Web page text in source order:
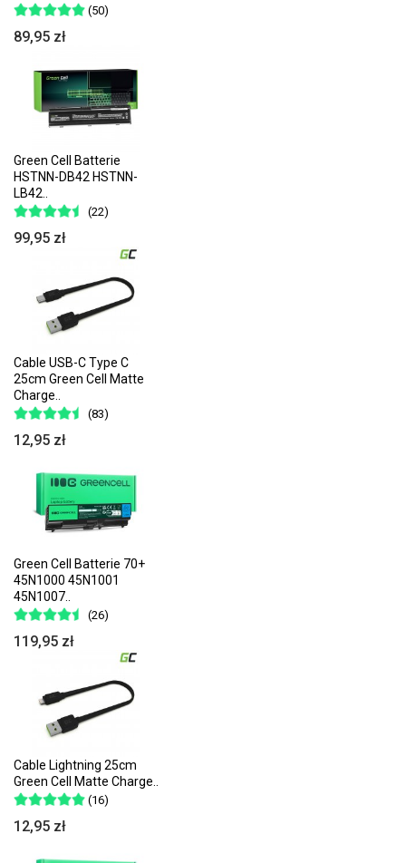
(50)
89,95 zł
Green Cell Batterie
HSTNN-DB42 HSTNN-
LB42..
(22)
99,95 zł
Cable USB-C Type C
25cm Green Cell Matte
Charge..
(83)
12,95 zł
Green Cell Batterie 70+
45N1000 45N1001
45N1007..
(26)
119,95 zł
Cable Lightning 25cm
Green Cell Matte Charge..
(16)
12,95 zł